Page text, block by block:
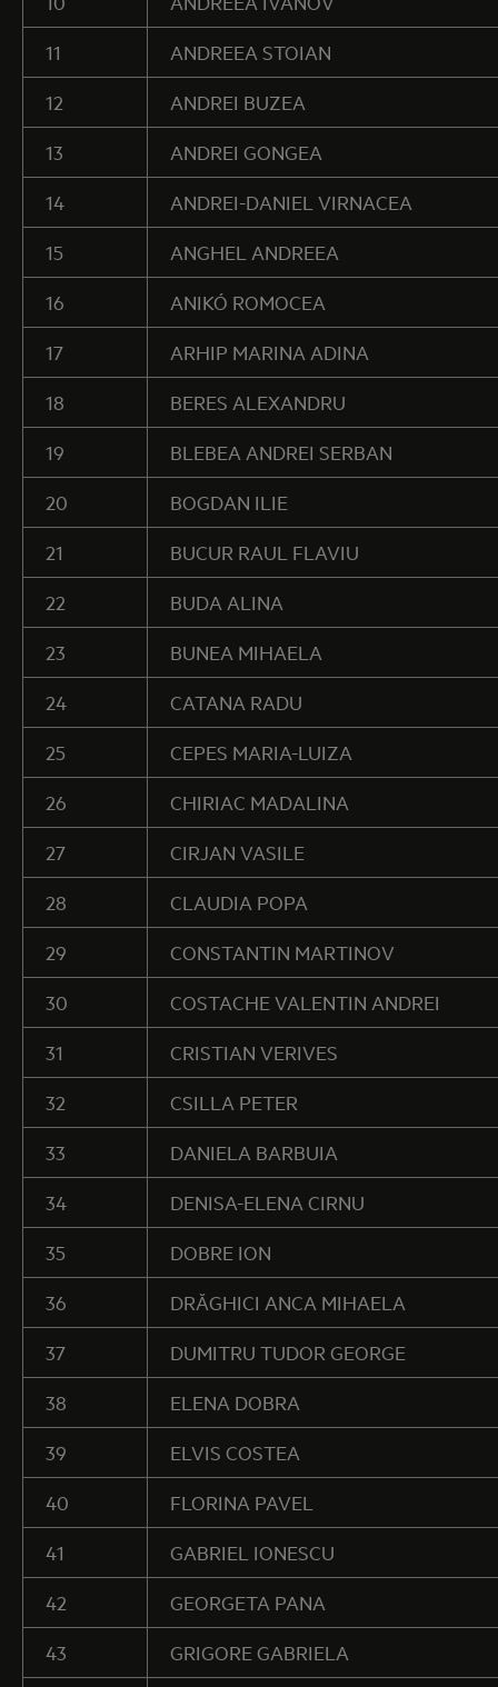
11
ANDREEA STOIAN
12
ANDREI BUZEA
13
ANDREI GONGEA
14
ANDREI-DANIEL VIRNACEA
15
ANGHEL ANDREEA
16
ANIKÓ ROMOCEA
17
ARHIP MARINA ADINA
18
BERES ALEXANDRU
19
BLEBEA ANDREI SERBAN
20
BOGDAN ILIE
21
BUCUR RAUL FLAVIU
22
BUDA ALINA
23
BUNEA MIHAELA
24
CATANA RADU
25
CEPES MARIA-LUIZA
26
CHIRIAC MADALINA
27
CIRJAN VASILE
28
CLAUDIA POPA
29
CONSTANTIN MARTINOV
30
COSTACHE VALENTIN ANDREI
31
CRISTIAN VERIVES
32
CSILLA PETER
33
DANIELA BARBUIA
34
DENISA-ELENA CIRNU
35
DOBRE ION
36
DRĂGHICI ANCA MIHAELA
37
DUMITRU TUDOR GEORGE
38
ELENA DOBRA
39
ELVIS COSTEA
40
FLORINA PAVEL
41
GABRIEL IONESCU
42
GEORGETA PANA
43
GRIGORE GABRIELA